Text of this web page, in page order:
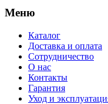
Меню
Каталог
Доставка и оплата
Сотрудничество
О нас
Контакты
Гарантия
Уход и